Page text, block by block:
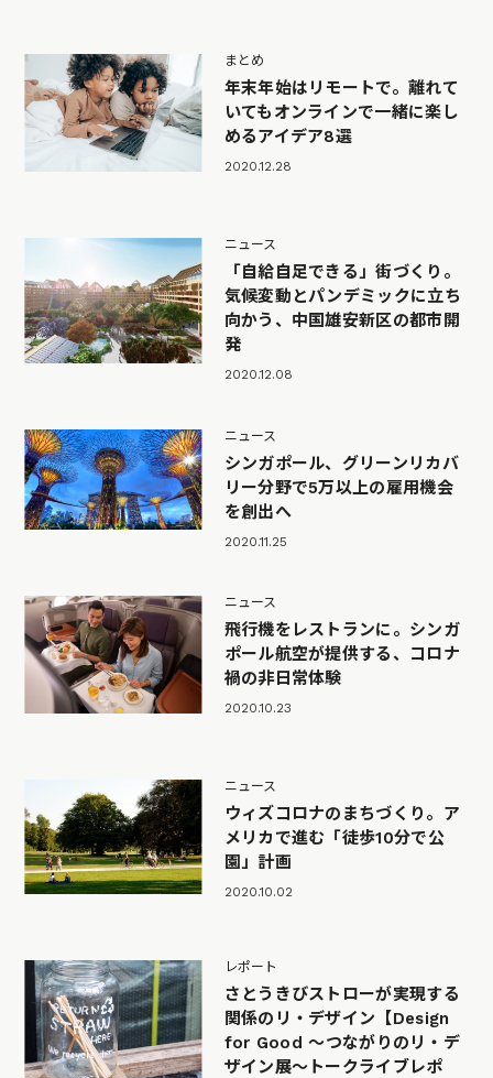
まとめ
年末年始はリモートで。離れて
いてもオンラインで一緒に楽し
めるアイデア8選
2020.12.28
ニュース
「自給自足できる」街づくり。
気候変動とパンデミックに立ち
向かう、中国雄安新区の都市開
発
2020.12.08
ニュース
シンガポール、グリーンリカバ
リー分野で5万以上の雇用機会
を創出へ
2020.11.25
ニュース
飛行機をレストランに。シンガ
ポール航空が提供する、コロナ
禍の非日常体験
2020.10.23
ニュース
ウィズコロナのまちづくり。ア
メリカで進む「徒歩10分で公
園」計画
2020.10.02
レポート
さとうきびストローが実現する
関係のリ・デザイン【Design
for Good 〜つながりのリ・デ
ザイン展〜トークライブレポ